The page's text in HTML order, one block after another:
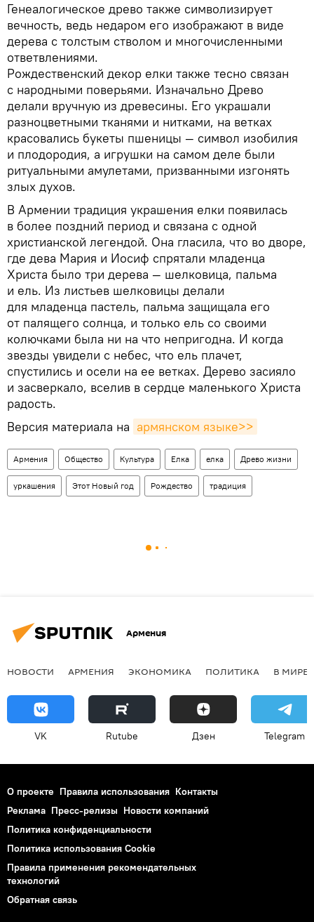
Генеалогическое древо также символизирует
вечность, ведь недаром его изображают в виде
дерева с толстым стволом и многочисленными
ответвлениями.
Рождественский декор елки также тесно связан
с народными поверьями. Изначально Древо
делали вручную из древесины. Его украшали
разноцветными тканями и нитками, на ветках
красовались букеты пшеницы — символ изобилия
и плодородия, а игрушки на самом деле были
ритуальными амулетами, призванными изгонять
злых духов.
В Армении традиция украшения елки появилась
в более поздний период и связана с одной
христианской легендой. Она гласила, что во дворе,
где дева Мария и Иосиф спрятали младенца
Христа было три дерева — шелковица, пальма
и ель. Из листьев шелковицы делали
для младенца пастель, пальма защищала его
от палящего солнца, и только ель со своими
колючками была ни на что непригодна. И когда
звезды увидели с небес, что ель плачет,
спустились и осели на ее ветках. Дерево засияло
и засверкало, вселив в сердце маленького Христа
радость.
Версия материала на армянском языке>>
Армения Общество Культура Елка елка Древо жизни
уркашения Этот Новый год Рождество традиция
Армения
НОВОСТИ АРМЕНИЯ ЭКОНОМИКА ПОЛИТИКА В МИРЕ
VK Rutube Дзен Telegram
О проекте Правила использования Контакты
Реклама Пресс-релизы Новости компаний
Политика конфиденциальности
Политика использования Cookie
Правила применения рекомендательных
технологий
Обратная связь